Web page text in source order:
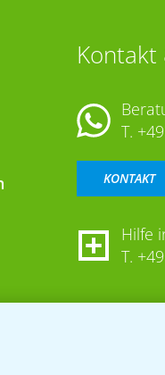
T.
KONTAKT
Hilfe
T.